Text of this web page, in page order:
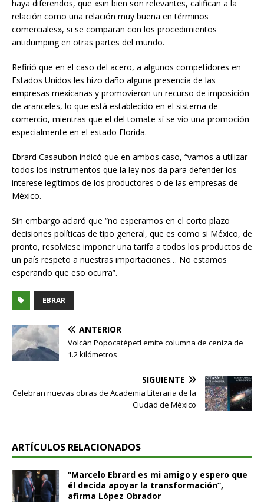
haya diferendos, que «sin bien son relevantes, califican a la
relación como una relación muy buena en términos
comerciales», si se comparan con los procedimientos
antidumping en otras partes del mundo.
Refirió que en el caso del acero, a algunos competidores en
Estados Unidos les hizo daño alguna presencia de las
empresas mexicanas y promovieron un recurso de imposición
de aranceles, lo que está establecido en el sistema de
comercio, mientras que el del tomate sí se vio una promoción
especialmente en el estado Florida.
Ebrard Casaubon indicó que en ambos caso, “vamos a utilizar
todos los instrumentos que la ley nos da para defender los
interese legítimos de los productores o de las empresas de
México.
Sin embargo aclaró que “no esperamos en el corto plazo
decisiones políticas de tipo general, que es como si México, de
pronto, resolviese imponer una tarifa a todos los productos de
un país respeto a nuestras importaciones… No estamos
esperando que eso ocurra”.
EBRAR
ANTERIOR
Volcán Popocatépetl emite columna de ceniza de
1.2 kilómetros
SIGUIENTE
Celebran nuevas obras de Academia Literaria de la
Ciudad de México
ARTÍCULOS RELACIONADOS
“Marcelo Ebrard es mi amigo y espero que
él decida apoyar la transformación”,
afirma López Obrador